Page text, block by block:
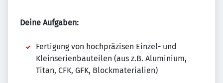
Deine Aufgaben:
Fertigung von hochpräzisen Einzel- und
Kleinserienbauteilen (aus z.B. Aluminium,
Titan, CFK, GFK, Blockmaterialien)